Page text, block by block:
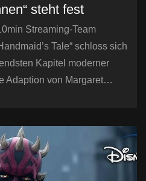
steht fest
Streaming-Team
Tale“ schloss sich
Kapitel moderner
Adaption von Margaret…